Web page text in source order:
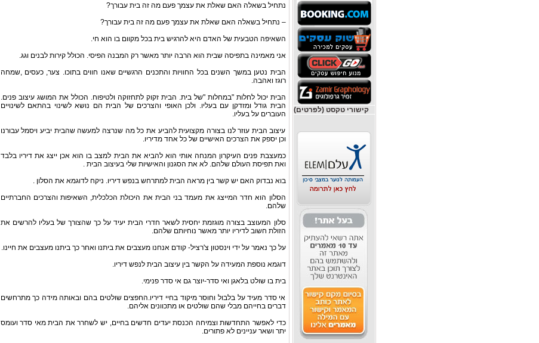
קישורי טקסט (לפרטים)
נתחיל בשאלה האם שאלת את עצמך פעם מה זה בית עבורך?
– נתחיל בשאלה האם שאלת את עצמך פעם מה זה בית עבורך?
השאיפה הטבעית של האדם היא להרגיש בית בכל מקוום בו הוא חי.
אני מאמינה בתפיסה שבית הוא הרבה יותר מאשר רק המבנה הפיסי. הכולל קירות לבנים וגג.
הבית נטען במשך השנים בכל החוויות והתכנים הרגשיים שאנו חווים בתוכו. צער, כעסים ,שמחה
רוגז ואהבה.
הבית יכול לחלות "במחלות "של בית. הבית זקוק לתחזוקה ולטיפוח. הכולל את המושג עיצוב פנים.
הבית גודל ומזדקן עם בעליו. ולכן האופי והצרכים של הבית הם נושא לשינוי בהתאם לשינויים
העוברים על בעליו.
עיצוב הבית עוזר לנו בצורה מקצועית להביע את כל מה שנרצה למעשה שהבית יביע ויסמל עבורנו
וכן יספק את הצרכים האישיים של כל אחד מדיריו.
כמעצבת פנים העיקרון המנחה אותי הוא להביא את הבית למצב בו הוא אכן ייצג את דיריו בלבד
ואת תפיסת העולם שלהם. לא את הסגנון והאישיות שלי בעיצוב הבית .
בוא נבדוק האם יש קשר בין מראה הבית למתרחש בנפש דיריו. ניקח לדוגמא את הסלון .
הסלון הוא חדר המייצג את מעמד בני הבית את היכולת הכלכלית, השאיפות והצרכים החברתיים
שלהם.
סלון המעוצב בצורה מוגזמת יחסית לשאר חדרי הבית יעיד על כך שהצורך של בעליו להרשים את
הזולת חשוב לדיריו יותר מאשר נוחיותם שלהם.
על כך נאמר על ידי וינסטון צ'רציל- קודם אנחנו מעצבים את ביתנו ואחר כך ביתנו מעצבים את חיינו.
דוגמא נוספת המעידה על הקשר בין עיצוב הבית לנפש דיריו.
בית בו שולט בלאגן ואי סדר-יוצר גם אי סדר פנימי.
אי סדר מעיד על בלבול וחוסר מיקוד בחיי דיריו.החפצים שולטים בהם ובאותה מידה כך מתרחשים
דברים בחייהם מבלי שהם שולטים או מתכוונים אליהם.
כדי לאפשר התחדשות וצמיחה הכנסת יעדים חדשים בחיים, יש לשחרר את הבית מאי סדר ועומס
יתר ושאר עניינים לא פתורים.